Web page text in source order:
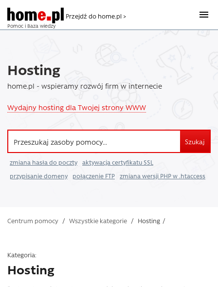
Pomoc i Baza wiedzy
Przejdź do home.pl >
Hosting
home.pl - wspieramy rozwój firm w internecie
Wydajny hosting dla Twojej strony WWW
Szukaj
zmiana hasła do poczty
aktywacja certyfikatu SSL
przypisanie domeny
połączenie FTP zmiana wersji PHP w .htaccess
Centrum pomocy / Wszystkie kategorie / Hosting /
Kategoria:
Hosting